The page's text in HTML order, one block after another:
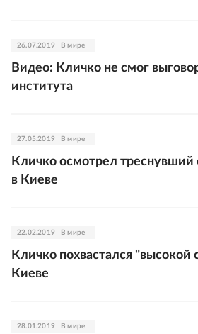
26.07.2019 В мире
Видео: Кличко не смог
института
27.05.2019 В мире
Кличко осмотрел треснувший
в Киеве
22.02.2019 В мире
Кличко похвастался "высокой
Киеве
28.01.2019 В мире